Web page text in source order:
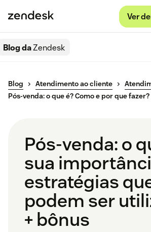
Ver
Blog daZendesk
Blog Atendimento ao cliente
Pós-venda: o que é? Como e por que
Pós-venda: o
sua
estratégias
podem ser
+ bônus